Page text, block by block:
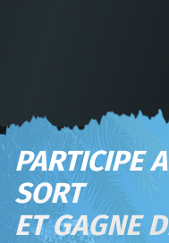
PARTICIPE
SORT
ET GAGNE